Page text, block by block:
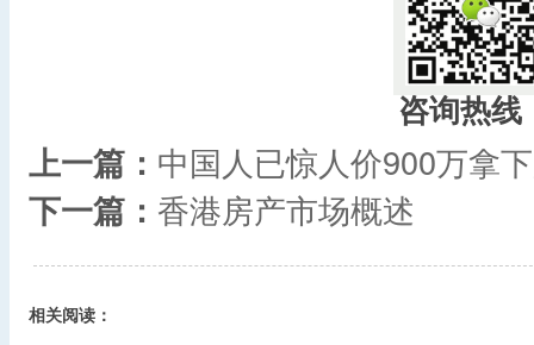
咨询热线
上一篇： 中国人已惊人价900万拿
下一篇： 香港房产市场概述
相关阅读：